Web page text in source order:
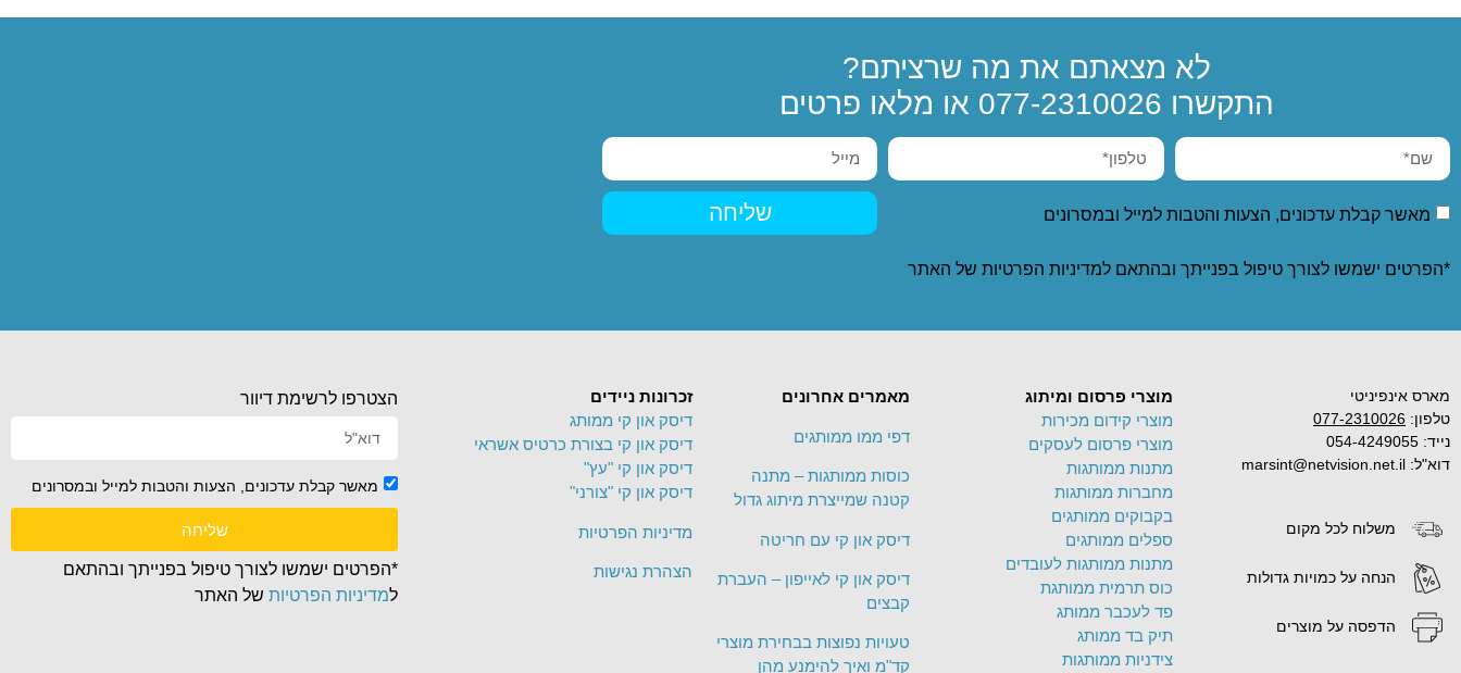
לא מצאתם את מה שרציתם?
התקשרו 077-2310026 או מלאו פרטים
מאשר קבלת עדכונים, הצעות והטבות למייל ובמסרונים שליחה
*הפרטים ישמשו לצורך טיפול בפנייתך ובהתאם למדיניות הפרטיות של האתר
מארס אינפיניטי
טלפון: 077-2310026
נייד: 054-4249055
דוא"ל: marsint@netvision.net.il
משלוח לכל מקום
הנחה על כמויות גדולות
הדפסה על מוצרים
מוצרי פרסום ומיתוג
מוצרי קידום מכירות
מוצרי פרסום לעסקים
מתנות ממותגות
מחברות ממותגות
בקבוקים ממותגים
ספלים ממותגים
מתנות ממותגות לעובדים
כוס תרמית ממותגת
פד לעכבר ממותג
תיק בד ממותג
צידניות ממותגות
מאמרים אחרונים
דפי ממו ממותגים
כוסות ממותגות – מתנה
קטנה שמייצרת מיתוג גדול
דיסק און קי עם חריטה
דיסק און קי לאייפון – העברת
קבצים
טעויות נפוצות בבחירת מוצרי
קד"מ ואיך להימנע מהן
זכרונות ניידים
דיסק און קי ממותג
דיסק און קי בצורת כרטיס אשראי
דיסק און קי "עץ"
דיסק און קי "צורני"
מדיניות הפרטיות
הצהרת נגישות
הצטרפו לרשימת דיוור
מאשר קבלת עדכונים, הצעות והטבות למייל ובמסרונים
שליחה
*הפרטים ישמשו לצורך טיפול בפנייתך ובהתאם
למדיניות הפרטיותשל האתר